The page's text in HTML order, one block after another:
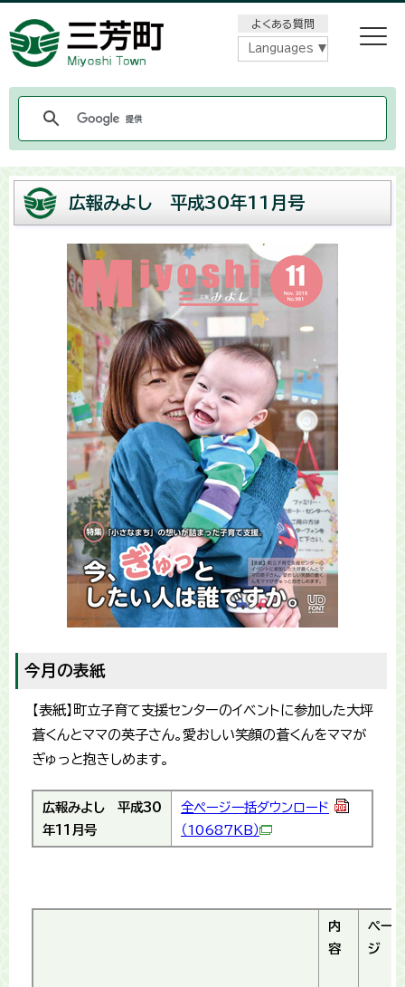
よくある質問
Languages
広報みよし 平成30年11月号
今月の表紙
【表紙】町立子育て支援センターのイベントに参加した大坪
蒼くんとママの英子さん。愛おしい笑顔の蒼くんをママが
ぎゅっと抱きしめます。
広報みよし 平成30
年11月号
全ページ一括ダウンロード
（10687KB）
内
容
ペー
ジ